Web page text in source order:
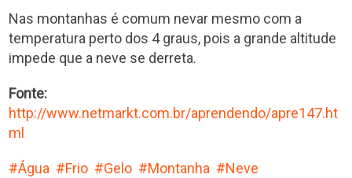
Nas montanhas é comum nevar mesmo com a
temperatura perto dos 4 graus, pois a grande altitude
impede que a neve se derreta.
Fonte:
http://www.netmarkt.com.br/aprendendo/apre147.ht
ml
Água Frio Gelo Montanha Neve